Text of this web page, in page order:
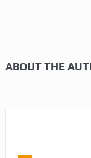
ABOUT THE